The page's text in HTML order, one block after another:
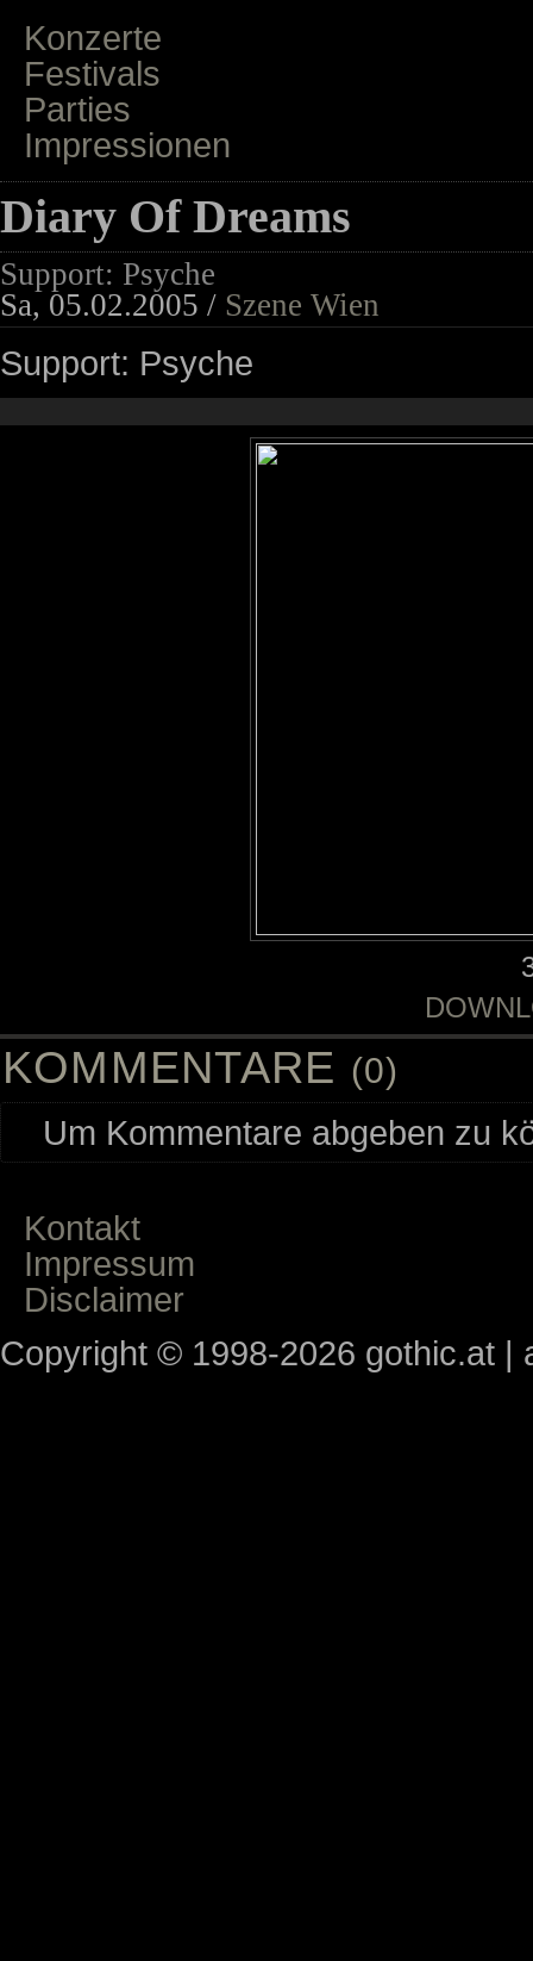
Konzerte
Festivals
Parties
Impressionen
Diary Of Dreams
Support: Psyche
Sa, 05.02.2005 / Szene Wien
Support: Psyche
KOMMENTARE (0)
Um Kommentare abgeben zu
Kontakt
Impressum
Disclaimer
Copyright © 1998-2026 gothic.at |